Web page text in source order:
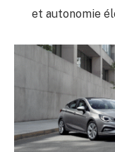
et autonomie